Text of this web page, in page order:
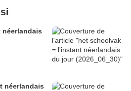
néerlandais